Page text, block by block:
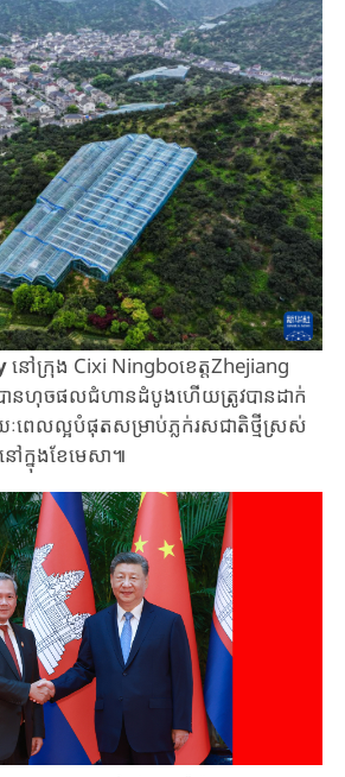
នៅក្រុង Cixi Ningboខេត្តZhejiang
ានហុចផលជំហានដំបូងហើយត្រូវបានដាក់
យៈពេលល្អបំផុតសម្រាប់ភ្លក់រសជាតិថ្មីស្រស់
ៅក្នុងខែមេសា៕